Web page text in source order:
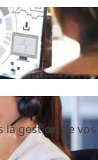
la gestion de vos